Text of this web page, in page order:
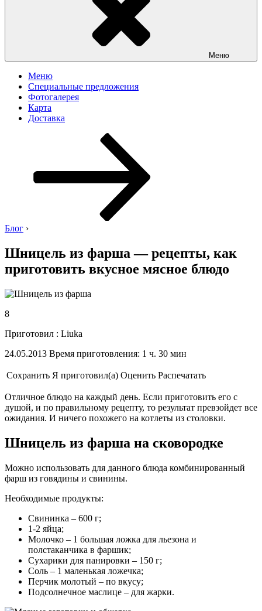
Меню
Меню
Специальные предложения
Фотогалерея
Карта
Доставка
Блог ›
Шницель из фарша — рецепты, как
приготовить вкусное мясное блюдо
8
Приготовил : Liuka
24.05.2013 Время приготовления: 1 ч. 30 мин
Сохранить Я приготовил(а) Оценить Распечатать
Отличное блюдо на каждый день. Если приготовить его с
душой, и по правильному рецепту, то результат превзойдет все
ожидания. И ничего похожего на котлеты из столовки.
Шницель из фарша на сковородке
Можно использовать для данного блюда комбинированный
фарш из говядины и свинины.
Необходимые продукты:
Свининка – 600 г;
1-2 яйца;
Молочко – 1 большая ложка для льезона и
полстаканчика в фаршик;
Сухарики для панировки – 150 г;
Соль – 1 маленькая ложечка;
Перчик молотый – по вкусу;
Подсолнечное маслице – для жарки.